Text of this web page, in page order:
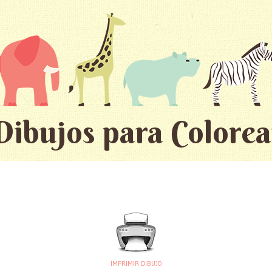
para
IMPRIMIR DIBUJO